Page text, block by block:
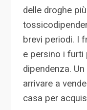
delle droghe
brevi periodi. I
e persino i
dipendenza.
arrivare a
casa per